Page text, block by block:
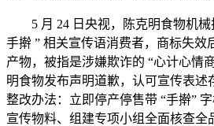
5 月 24 日央视，陈克明食物机械
手擀 ” 相关宣传语消费者，商标失效
产物，被指是涉嫌欺诈的 “心计心情
明食物发布声明道歉，认可宣传表述
整改办法：立即停产停售带 “手擀”
宣传物料、组建专项小组全面核查全